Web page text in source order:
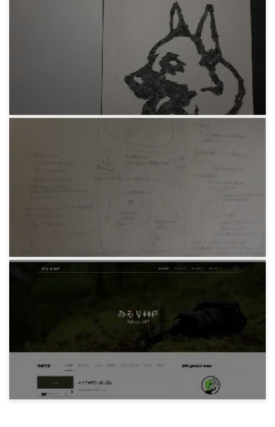
マスキングテープステッカー
6年前
みろりHP
停止性問題を自分なりに理解する